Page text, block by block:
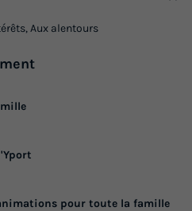
Aux alentours
pour toute la famille